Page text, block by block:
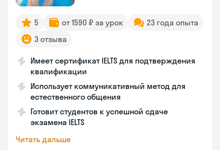
5 от 1590 ₽ за урок
23 года опыта
3 отзыва
Имеет сертификат IELTS для подтверждения
квалификации
Использует коммуникативный метод для
естественного общения
Готовит студентов к успешной сдаче
экзамена IELTS
Читать дальше